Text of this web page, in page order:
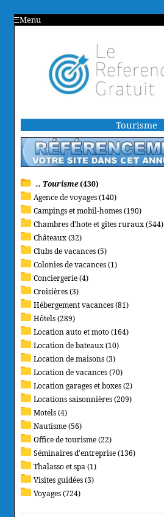
Menu
Tourisme
.. Tourisme(430)
Agence de voyages (140)
Campings et mobil-homes (190)
Chambres d'hote et gîtes ruraux (544)
Châteaux (32)
Clubs de vacances (5)
Colonies de vacances (1)
Conciergerie (4)
Croisières (3)
Hébergement vacances (81)
Hôtels (289)
Location auto et moto (164)
Location de bateaux (10)
Location de maisons (3)
Location de vacances (70)
Location garages et boxes (2)
Locations saisonnières (209)
Motels (4)
Nautisme (56)
Office de tourisme (22)
Séminaires d'entreprise (136)
Thalasso et spa (1)
Visites guidées (3)
Voyages (724)